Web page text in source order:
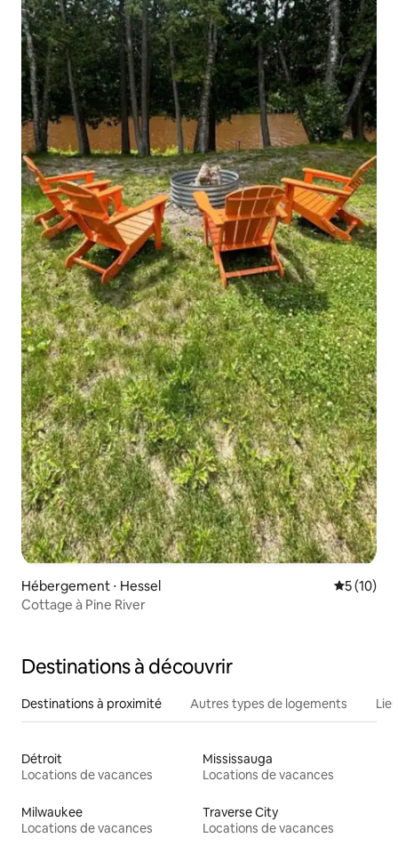
Hébergement ⋅ Hessel
5 (10)
Cottage à Pine River
Destinations à découvrir
Destinations à proximité Autres types de logements
Détroit
Locations de vacances
Mississauga
Locations de vacances
Milwaukee
Locations de vacances
Traverse City
Locations de vacances